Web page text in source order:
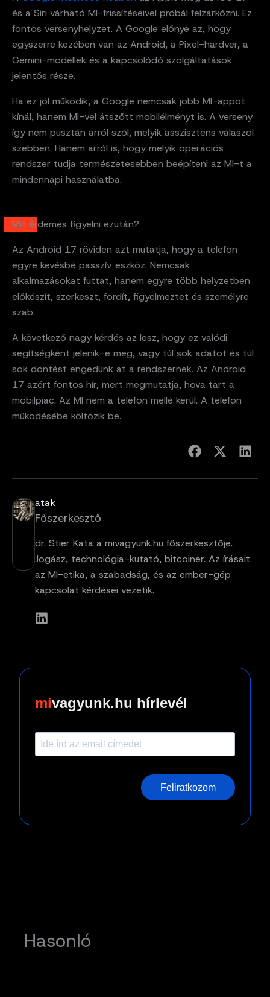
és a Siri várható MI-frissítéseivel próbál felzárkózni. Ez
fontos versenyhelyzet. A Google előnye az, hogy
egyszerre kezében van az Android, a Pixel-hardver, a
Gemini-modellek és a kapcsolódó szolgáltatások
jelentős része.
Ha ez jól működik, a Google nemcsak jobb MI-appot
kínál, hanem MI-vel átszőtt mobilélményt is. A verseny
így nem pusztán arról szól, melyik asszisztens válaszol
szebben. Hanem arról is, hogy melyik operációs
rendszer tudja természetesebben beépíteni az MI-t a
mindennapi használatba.
Mit érdemes figyelni ezután?
Az Android 17 röviden azt mutatja, hogy a telefon
egyre kevésbé passzív eszköz. Nemcsak
alkalmazásokat futtat, hanem egyre több helyzetben
előkészít, szerkeszt, fordít, figyelmeztet és személyre
szab.
A következő nagy kérdés az lesz, hogy ez valódi
segítségként jelenik-e meg, vagy túl sok adatot és túl
sok döntést engedünk át a rendszernek. Az Android
17 azért fontos hír, mert megmutatja, hova tart a
mobilpiac. Az MI nem a telefon mellé kerül. A telefon
működésébe költözik be.
atak
Főszerkesztő
dr. Stier Kata a mivagyunk.hu főszerkesztője.
Jogász, technológia-kutató, bitcoiner. Az írásait
az MI-etika, a szabadság, és az ember-gép
kapcsolat kérdései vezetik.
vagyunk.hu hírlevél
Feliratkozom
Hasonló